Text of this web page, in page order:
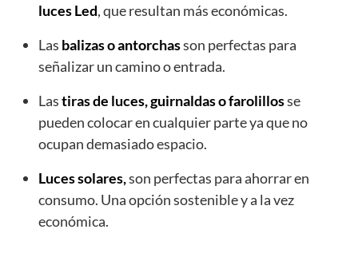
luces Led, que resultan más económicas.
Las balizas o antorchasson perfectas para
señalizar un camino o entrada.
Lastiras de luces, guirnaldas o farolillosse
pueden colocar en cualquier parte ya que no
ocupan demasiado espacio.
Luces solares,son perfectas para ahorrar en
consumo. Una opción sostenible y a la vez
económica.